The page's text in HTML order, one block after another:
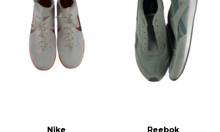
Nike Reebok